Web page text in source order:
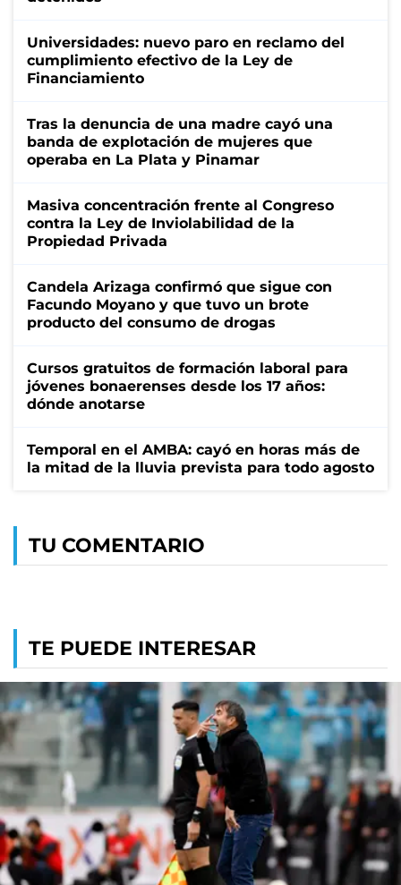
Universidades: nuevo paro en reclamo del
cumplimiento efectivo de la Ley de
Financiamiento
Tras la denuncia de una madre cayó una
banda de explotación de mujeres que
operaba en La Plata y Pinamar
Masiva concentración frente al Congreso
contra la Ley de Inviolabilidad de la
Propiedad Privada
Candela Arizaga confirmó que sigue con
Facundo Moyano y que tuvo un brote
producto del consumo de drogas
Cursos gratuitos de formación laboral para
jóvenes bonaerenses desde los 17 años:
dónde anotarse
Temporal en el AMBA: cayó en horas más de
la mitad de la lluvia prevista para todo agosto
TU COMENTARIO
TE PUEDE INTERESAR